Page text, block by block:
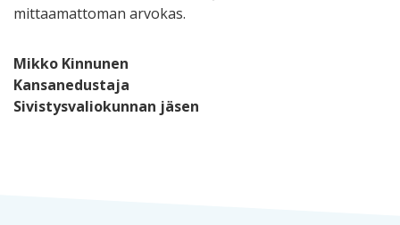
mittaamattoman arvokas.
Mikko Kinnunen
Kansanedustaja
Sivistysvaliokunnan jäsen